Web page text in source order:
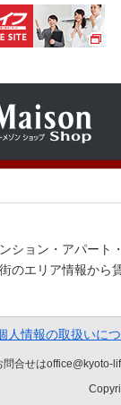
ション・アパート
のエリア情報から
人情報の取扱いに
合せは